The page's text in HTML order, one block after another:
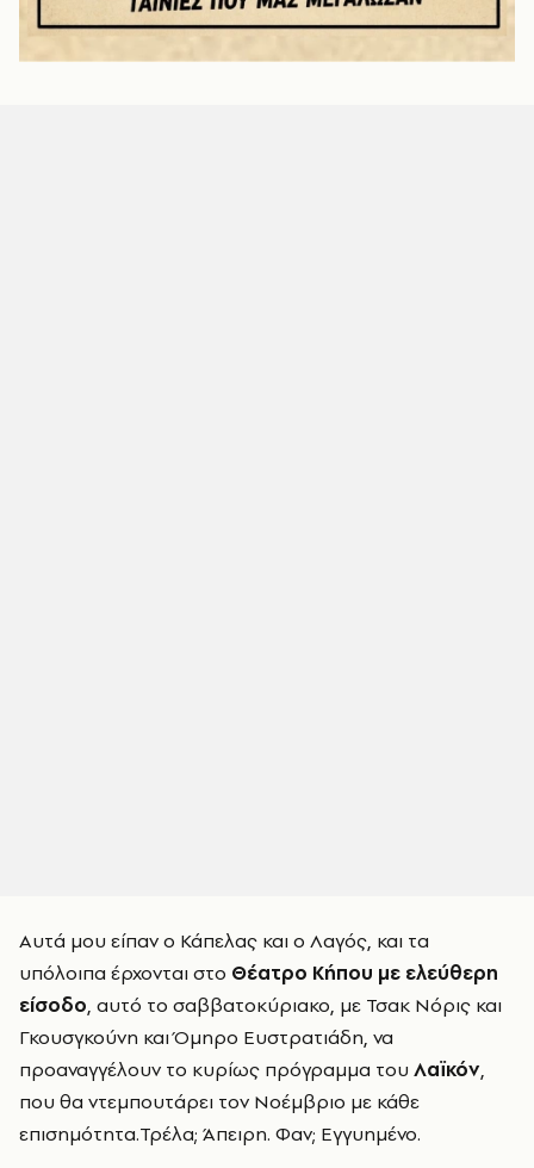
Αυτά μου είπαν ο Κάπελας και ο Λαγός, και τα
υπόλοιπα έρχονται στο Θέατρο Κήπου με ελεύθερη
είσοδο, αυτό το σαββατοκύριακο, με Τσακ Νόρις και
Γκουσγκούνη και Όμηρο Ευστρατιάδη, να
προαναγγέλουν το κυρίως πρόγραμμα του Λαϊκόν,
που θα ντεμπουτάρει τον Νοέμβριο με κάθε
επισημότητα.Τρέλα; Άπειρη. Φαν; Εγγυημένο.